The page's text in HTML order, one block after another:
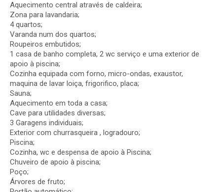
Aquecimento central através de caldeira;
Zona para lavandaria;
4 quartos;
Varanda num dos quartos;
Roupeiros embutidos;
1 casa de banho completa, 2 wc serviço e uma exterior de
apoio à piscina;
Cozinha equipada com forno, micro-ondas, exaustor,
maquina de lavar loiça, frigorifico, placa;
Sauna;
Aquecimento em toda a casa;
Cave para utilidades diversas;
3 Garagens individuais;
Exterior com churrasqueira , logradouro;
Piscina;
Cozinha, wc e despensa de apoio à Piscina;
Chuveiro de apoio à piscina;
Poço;
Árvores de fruto;